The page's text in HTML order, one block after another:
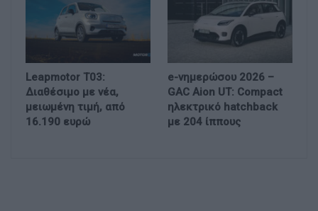
Leapmotor T03:
Διαθέσιμο με νέα,
μειωμένη τιμή, από
16.190 ευρώ
e-νημερώσου 2026 –
GAC Aion UT: Compact
ηλεκτρικό hatchback
με 204 ίππους